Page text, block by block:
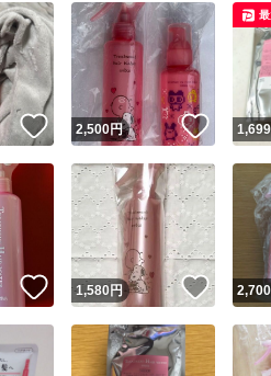
いいね！
2,500円 いいね
1,699
いいね！
1,580円 いいね
2,700